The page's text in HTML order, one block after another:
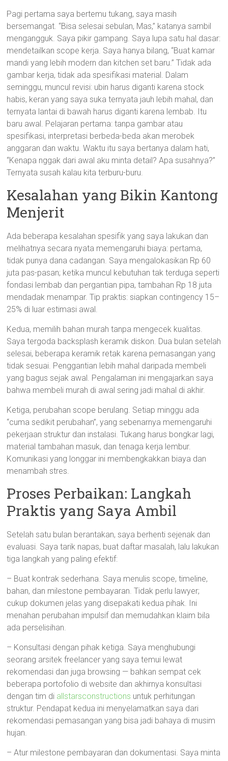
Pagi pertama saya bertemu tukang, saya masih
bersemangat. “Bisa selesai sebulan, Mas,” katanya sambil
mengangguk. Saya pikir gampang. Saya lupa satu hal dasar:
mendetailkan scope kerja. Saya hanya bilang, “Buat kamar
mandi yang lebih modern dan kitchen set baru.” Tidak ada
gambar kerja, tidak ada spesifikasi material. Dalam
seminggu, muncul revisi: ubin harus diganti karena stock
habis, keran yang saya suka ternyata jauh lebih mahal, dan
ternyata lantai di bawah harus diganti karena lembab. Itu
baru awal. Pelajaran pertama: tanpa gambar atau
spesifikasi, interpretasi berbeda-beda akan merobek
anggaran dan waktu. Waktu itu saya bertanya dalam hati,
“Kenapa nggak dari awal aku minta detail? Apa susahnya?”
Ternyata susah kalau kita terburu-buru.
Kesalahan yang Bikin Kantong
Menjerit
Ada beberapa kesalahan spesifik yang saya lakukan dan
melihatnya secara nyata memengaruhi biaya: pertama,
tidak punya dana cadangan. Saya mengalokasikan Rp 60
juta pas-pasan; ketika muncul kebutuhan tak terduga seperti
fondasi lembab dan pergantian pipa, tambahan Rp 18 juta
mendadak menampar. Tip praktis: siapkan contingency 15–
25% di luar estimasi awal.
Kedua, memilih bahan murah tanpa mengecek kualitas.
Saya tergoda backsplash keramik diskon. Dua bulan setelah
selesai, beberapa keramik retak karena pemasangan yang
tidak sesuai. Penggantian lebih mahal daripada membeli
yang bagus sejak awal. Pengalaman ini mengajarkan saya
bahwa membeli murah di awal sering jadi mahal di akhir.
Ketiga, perubahan scope berulang. Setiap minggu ada
“cuma sedikit perubahan”, yang sebenarnya memengaruhi
pekerjaan struktur dan instalasi. Tukang harus bongkar lagi,
material tambahan masuk, dan tenaga kerja lembur.
Komunikasi yang longgar ini membengkakkan biaya dan
menambah stres.
Proses Perbaikan: Langkah
Praktis yang Saya Ambil
Setelah satu bulan berantakan, saya berhenti sejenak dan
evaluasi. Saya tarik napas, buat daftar masalah, lalu lakukan
tiga langkah yang paling efektif:
– Buat kontrak sederhana. Saya menulis scope, timeline,
bahan, dan milestone pembayaran. Tidak perlu lawyer;
cukup dokumen jelas yang disepakati kedua pihak. Ini
menahan perubahan impulsif dan memudahkan klaim bila
ada perselisihan.
– Konsultasi dengan pihak ketiga. Saya menghubungi
seorang arsitek freelancer yang saya temui lewat
rekomendasi dan juga browsing — bahkan sempat cek
beberapa portofolio di website dan akhirnya konsultasi
dengan tim di allstarsconstructions untuk perhitungan
struktur. Pendapat kedua ini menyelamatkan saya dari
rekomendasi pemasangan yang bisa jadi bahaya di musim
hujan.
– Atur milestone pembayaran dan dokumentasi. Saya minta